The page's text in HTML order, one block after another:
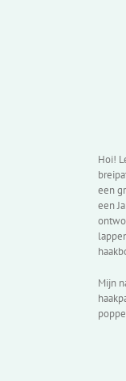
Hoi!
een
een
Mijn